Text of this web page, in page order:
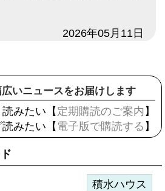
2026年05月11日
いニュースをお届けします
みたい【 定期購読のご案内 】
みたい【 電子版で購読する 】
積水ハウス